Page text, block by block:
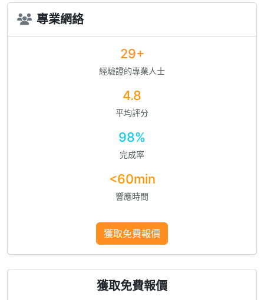
專業網絡
29+
經驗證的專業人士
4.8
平均評分
98%
完成率
<60min
響應時間
獲取免費報價
獲取免費報價